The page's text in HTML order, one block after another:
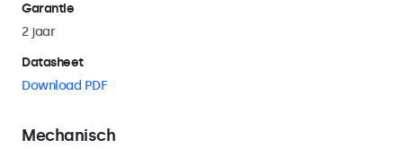
Garantie
2 jaar
Datasheet
Download PDF
Mechanisch